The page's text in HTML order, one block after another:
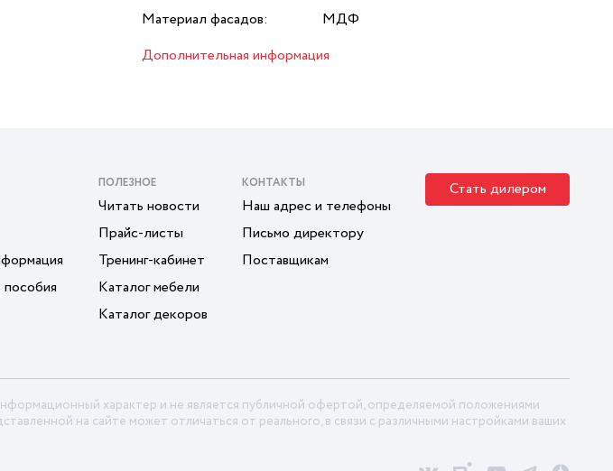
Материал фасадов:
МДФ
Дополнительная информация
ПОЛЕЗНОЕ
Читать новости
Прайс-листы
Тренинг-кабинет
Каталог мебели
Каталог декоров
КОНТАКТЫ
Наш адрес и телефоны
Письмо директору
Поставщикам
Стать дилером
характер и не является публичной офертой, определяемой положениями
на сайте может отличаться от реального, в связи с различными настройками ваших